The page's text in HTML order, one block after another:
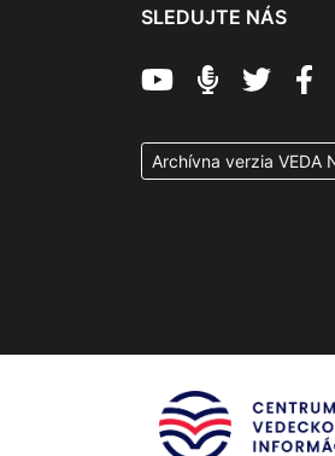
SLEDUJTE NÁS
Archívna verzia VEDA